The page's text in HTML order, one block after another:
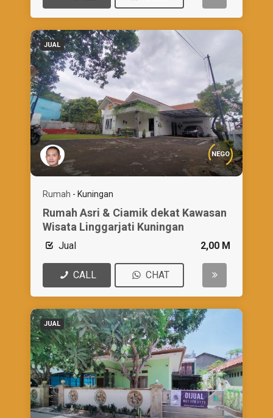
JUAL
NEGO
Rumah - Kuningan
Rumah Asri & Ciamik dekat Kawasan
Wisata Linggarjati Kuningan
Jual 2,00 M
CALL CHAT
JUAL